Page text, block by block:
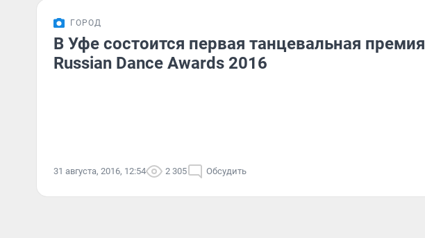
ГОРОД
В Уфе состоится первая танцевальная премия
Russian Dance Awards 2016
31 августа, 2016, 12:54 2 305 Обсудить